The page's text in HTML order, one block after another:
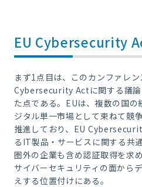
EU Cybersecurity
まず1点目は、このカンファレ
Cybersecurity Actに関する議論
た点である。EUは、複数の国
ジタル単一市場として束ねて競
推進しており、EU
るIT製品・サービスに関する共
圏外の企業も含め認証取得を求
サイバーセキュリティの面から
えする位置付けにある。